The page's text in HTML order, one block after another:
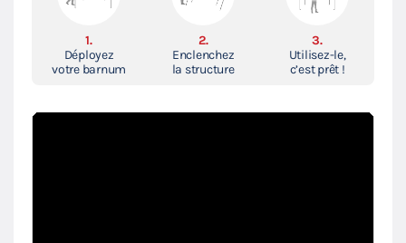
1.
Déployez
votre barnum
2.
Enclenchez
la structure
3.
Utilisez-le,
c’est prêt !